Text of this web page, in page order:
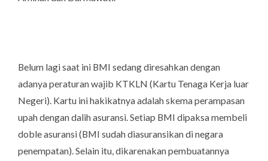
Belum lagi saat ini BMI sedang diresahkan dengan
adanya peraturan wajib KTKLN (Kartu Tenaga Kerja luar
Negeri). Kartu ini hakikatnya adalah skema perampasan
upah dengan dalih asuransi. Setiap BMI dipaksa membeli
doble asuransi (BMI sudah diasuransikan di negara
penempatan). Selain itu, dikarenakan pembuatannya